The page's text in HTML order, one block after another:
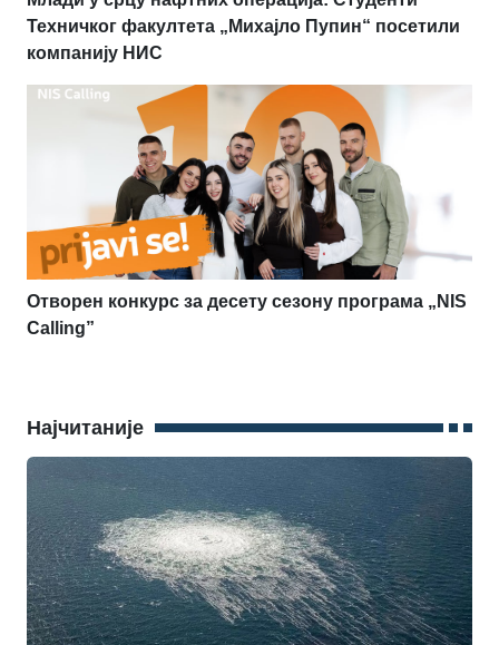
Техничког факултета „Михајло Пупин“ посетили
компанију НИС
Отворен конкурс за десету сезону програма „NIS
Calling”
Најчитаније